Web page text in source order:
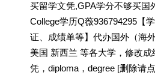
买留学文凭,GPA学分不够买国
College学历Q薇936794295【
证、成绩单等】代办国外（海
美国 新西兰 等各大学，修改
凭，diploma，degree [删除请